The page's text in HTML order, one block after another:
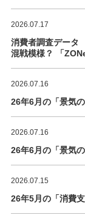
2026.07.17
消費者調査デー
混戦模様？ 「
2026.07.16
26年6月の「景気
2026.07.16
26年6月の「景気
2026.07.15
26年5月の「消費